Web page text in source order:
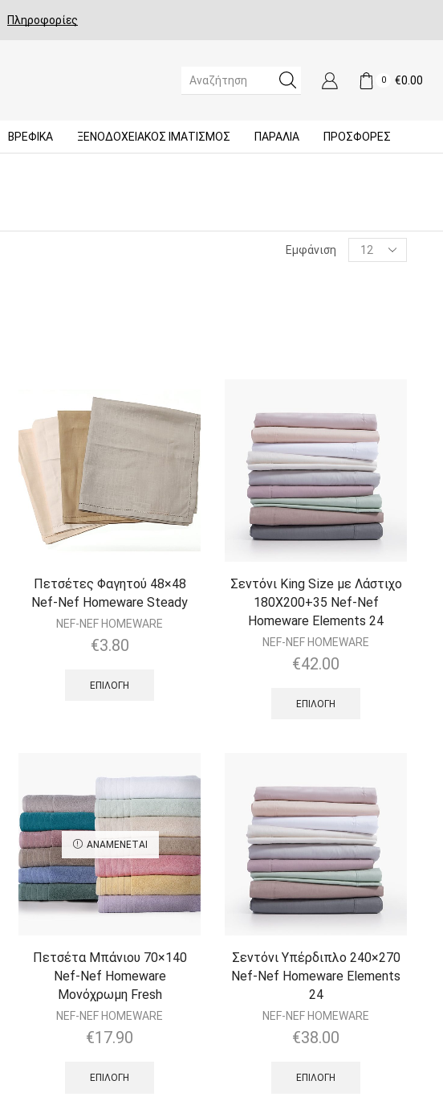
Πληροφορίες
SEARCH
0 €0.00
ΒΡΕΦΙΚΆ ΞΕΝΟΔΟΧΕΙΑΚΌΣ ΙΜΑΤΙΣΜΌΣ ΠΑΡΑΛΙΑ ΠΡΟΣΦΟΡΈΣ
Εμφάνιση
Products
per
Πετσέτες Φαγητού 48×48
Nef-Nef Homeware Steady
NEF-NEF HOMEWARE
€3.80
ΕΠΙΛΟΓΉ
Σεντόνι King Size με Λάστιχο
180Χ200+35 Nef-Nef
Homeware Elements 24
NEF-NEF HOMEWARE
€42.00
ΕΠΙΛΟΓΉ
ΑΝΑΜΈΝΕΤΑΙ
Πετσέτα Μπάνιου 70×140
Nef-Nef Homeware
Μονόχρωμη Fresh
NEF-NEF HOMEWARE
€17.90
ΕΠΙΛΟΓΉ
Σεντόνι Υπέρδιπλο 240×270
Nef-Nef Homeware Elements
24
NEF-NEF HOMEWARE
€38.00
ΕΠΙΛΟΓΉ